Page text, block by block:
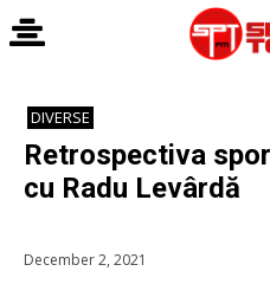
DIVERSE
Retrospectiva
cu Radu Levârdă
December 2, 2021